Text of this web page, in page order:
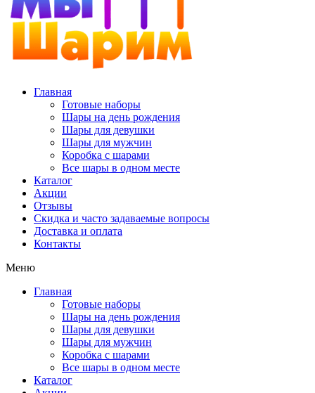
Главная
Готовые наборы
Шары на день рождения
Шары для девушки
Шары для мужчин
Коробка с шарами
Все шары в одном месте
Каталог
Акции
Отзывы
Скидка и часто задаваемые вопросы
Доставка и оплата
Контакты
Меню
Главная
Готовые наборы
Шары на день рождения
Шары для девушки
Шары для мужчин
Коробка с шарами
Все шары в одном месте
Каталог